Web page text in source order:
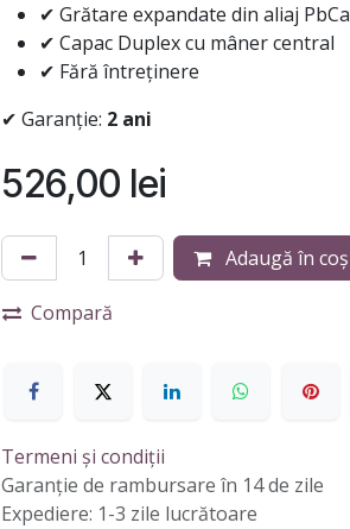
✔ Grătare expandate din aliaj PbCa
✔ Capac Duplex cu mâner central
✔ Fără întreținere
✔ Garanție: 2 ani
526,00 lei
Adaugă în coș
Compară
Termeni și condiții
Garanție de rambursare în 14 de zile
Expediere: 1-3 zile lucrătoare